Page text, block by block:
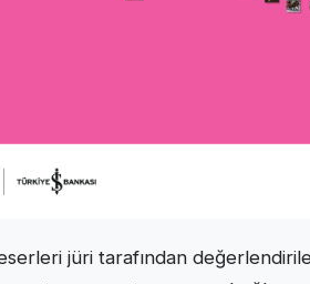
jüri tarafından